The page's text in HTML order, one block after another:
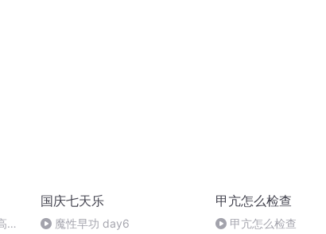
班
国庆七天乐
魔性早功 day6
甲亢怎么检查
甲亢怎么检查